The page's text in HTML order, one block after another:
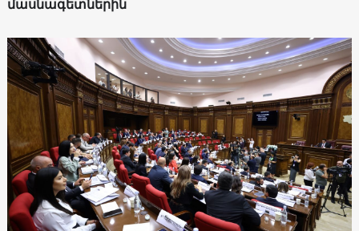
մասնագետներին